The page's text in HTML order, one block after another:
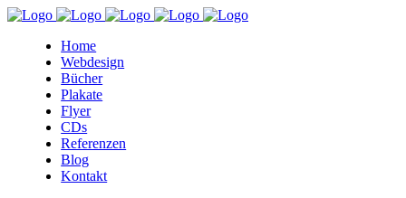
Home
Webdesign
Bücher
Plakate
Flyer
CDs
Referenzen
Blog
Kontakt